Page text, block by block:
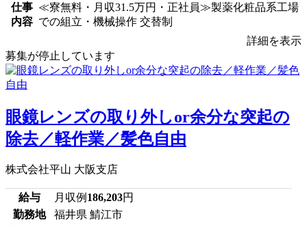
仕事
内容
≪寮無料・月収31.5万円・正社員≫製薬化粧品系工場
での組立・機械操作 交替制
詳細を表示
募集が停止しています
眼鏡レンズの取り外しor余分な突起の
除去／軽作業／髪色自由
株式会社平山 大阪支店
給与 月収例 186,203円
勤務地
福井県 鯖江市